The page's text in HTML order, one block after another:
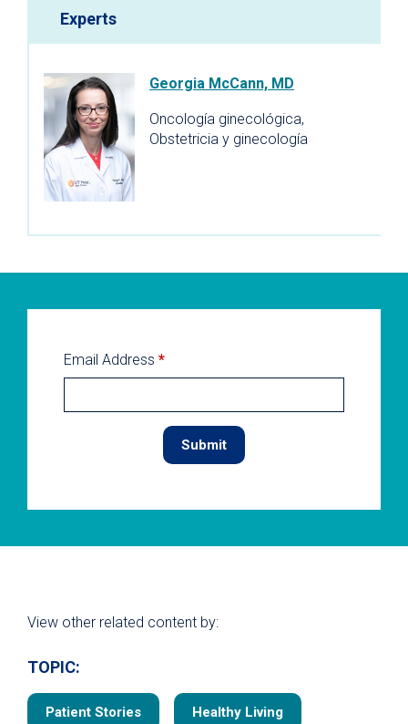
Experts
Georgia McCann, MD
Oncología ginecológica,
Obstetricia y ginecología
Email Address *
View other related content by:
TOPIC:
Patient Stories Healthy Living